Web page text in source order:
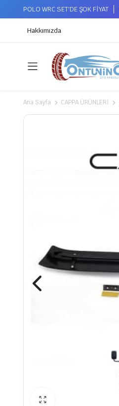
POLO WRC SET'DE ŞOK FİYAT
Hakkımızda
Ana Sayfa CAPPA ÜRÜNLERİ